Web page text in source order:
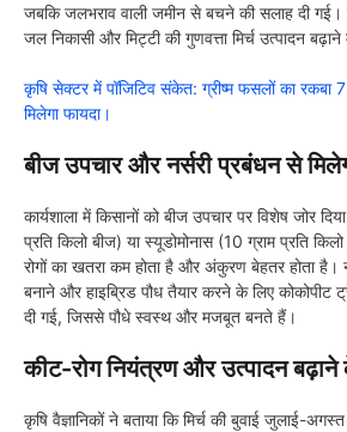
जबकि जलभराव वाली जमीन से बचने की सलाह दी
जल निकासी और मिट्टी की गुणवत्ता मिर्च उत्पादन
कृषि सेक्टर में पॉजिटिव संकेत: ग्रीष्म फसलों का रकबा
मिलेगा फायदा।
बीज उपचार और नर्सरी प्रबंधन से
कार्यशाला में किसानों को बीज उपचार पर विशेष जोर
प्रति किलो बीज) या स्यूडोमोनास (10 ग्राम प्रति
रोगों का खतरा कम होता है और अंकुरण बेहतर होता है।
बनाने और हाइब्रिड पौध तैयार करने के लिए कोकोपीट
दी गई, जिससे पौधे स्वस्थ और मजबूत बनते हैं।
कीट-रोग नियंत्रण और उत्पादन
कृषि वैज्ञानिकों ने बताया कि मिर्च की बुवाई जुलाई-